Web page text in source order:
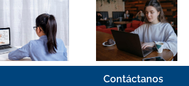
El panorama de
la educación a
distancia en
México 2026:
Eje
Resolviendo
dudas sobre
estudiar en una
Universidad a
distancia
Contáctanos